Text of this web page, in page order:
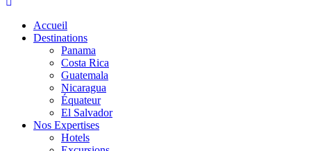
Accueil
Destinations
Panama
Costa Rica
Guatemala
Nicaragua
Équateur
El Salvador
Nos Expertises
Hotels